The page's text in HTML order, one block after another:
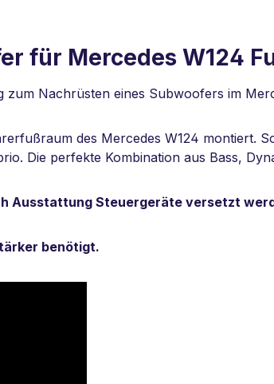
für Mercedes W124
Nachrüsten eines Subwoofers im
des Mercedes W124 montiert.
Die perfekte Kombination aus Bass,
Ausstattung Steuergeräte versetzt
benötigt.